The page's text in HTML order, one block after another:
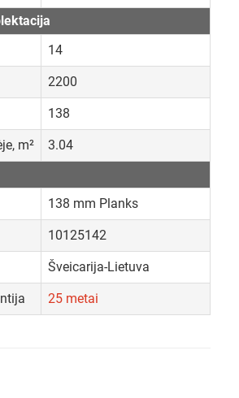
14
2200
138
m²
3.04
138 mm Planks
10125142
Šveicarija-Lietuva
25 metai